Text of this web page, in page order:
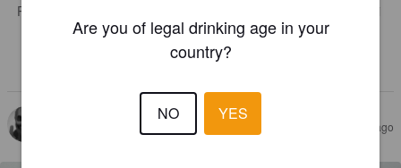
Pehmeä, hedelmäinen perus pilsneri, keskitien kulkija joskaan ei
ihan kultaisen sellaisen.
Humalamainen.
KEIJOKING
@ DrinkOnline.eu
3 months ago
Are you of legal drinking age in your
country?
NO YES